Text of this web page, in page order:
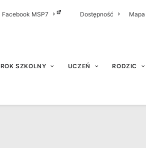
Facebook MSP7 Dostępność
ROK SZKOLNY UCZEŃ RODZIC